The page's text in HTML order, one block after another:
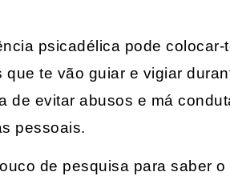
psicadélica pode
te vão guiar e vigiar
de evitar abusos e má
pessoais.
de pesquisa para saber